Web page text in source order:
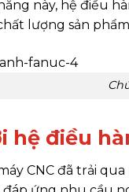
này, hệ điều
lượng sản
hệ điều
CNC đã trải